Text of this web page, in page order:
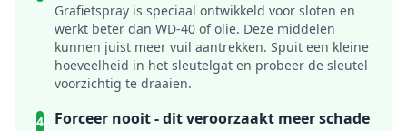
Grafietspray is speciaal ontwikkeld voor sloten en
werkt beter dan WD-40 of olie. Deze middelen
kunnen juist meer vuil aantrekken. Spuit een kleine
hoeveelheid in het sleutelgat en probeer de sleutel
voorzichtig te draaien.
4 Forceer nooit - dit veroorzaakt meer schade